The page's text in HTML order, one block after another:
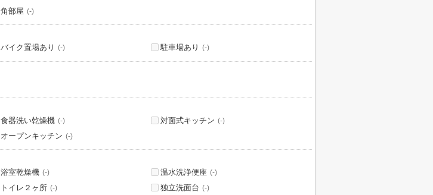
角部屋 (-)
バイク置場あり (-) 駐車場あり (-)
食器洗い乾燥機 (-) 対面式キッチン (-)
オープンキッチン (-)
浴室乾燥機 (-) 温水洗浄便座 (-)
トイレ２ヶ所 (-) 独立洗面台 (-)